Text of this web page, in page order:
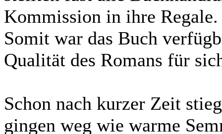
Kommission in ihre Regale.
Somit war das Buch
Qualität des Romans für
Schon nach kurzer Zeit
gingen weg wie warme